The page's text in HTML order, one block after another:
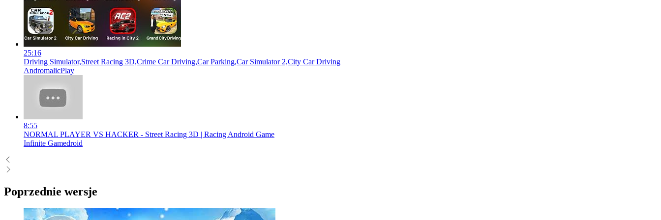
25:16
Driving Simulator,Street Racing 3D,Crime Car Driving,Car Parking,Car Simulator 2,City Car Driving
AndromalicPlay
8:55
NORMAL PLAYER VS HACKER - Street Racing 3D | Racing Android Game
Infinite Gamedroid
Poprzednie wersje